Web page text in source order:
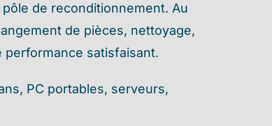
de reconditionnement. Au
de pièces, nettoyage,
satisfaisant.
PC portables, serveurs,